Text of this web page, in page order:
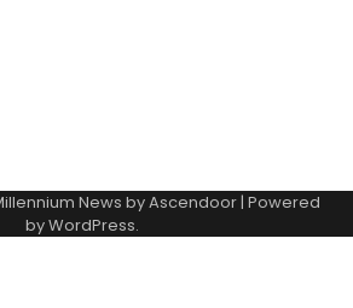
News byAscendoor | Powered
byWordPress.